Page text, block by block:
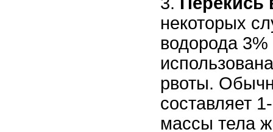
некоторых
водорода
рвоты.
составляет
массы тела